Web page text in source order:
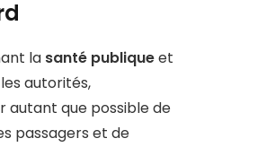
la santé publiqueet
autorités,
autant que possible de
passagers et de